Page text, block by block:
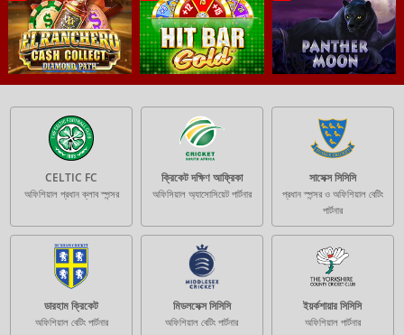
CELTIC FC
অফিশিয়াল প্রধান ক্লাব স্পন্সর
ক্রিকেট দক্ষিণ আফ্রিকা
অফিসিয়াল অ্যাসোসিয়েট পার্টনার
সাসেক্স সিসিসি
প্রধান স্পন্সর ও অফিশিয়াল বেটিং
পার্টনার
ডারহাম ক্রিকেট
অফিশিয়াল বেটিং পার্টনার
মিডলসেক্স সিসিসি
অফিশিয়াল বেটিং পার্টনার
ইয়র্কশায়ার সিসিসি
অফিশিয়াল পার্টনার